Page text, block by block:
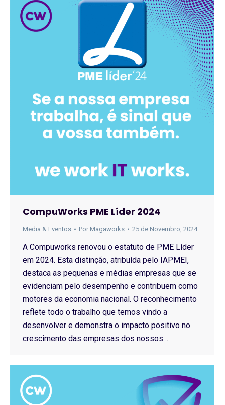
CompuWorks PME Líder 2024
Media & Eventos Por Magaworks 25 de Novembro, 2024
A Compuworks renovou o estatuto de PME Líder
em 2024. Esta distinção, atribuída pelo IAPMEI,
destaca as pequenas e médias empresas que se
evidenciam pelo desempenho e contribuem como
motores da economia nacional. O reconhecimento
reflete todo o trabalho que temos vindo a
desenvolver e demonstra o impacto positivo no
crescimento das empresas dos nossos…